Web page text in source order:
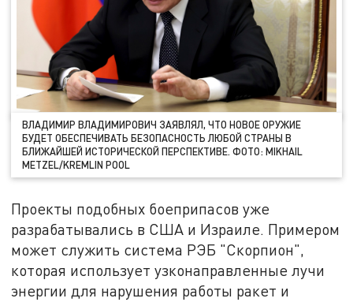
ВЛАДИМИР ВЛАДИМИРОВИЧ ЗАЯВЛЯЛ, ЧТО НОВОЕ ОРУЖИЕ
БУДЕТ ОБЕСПЕЧИВАТЬ БЕЗОПАСНОСТЬ ЛЮБОЙ СТРАНЫ В
БЛИЖАЙШЕЙ ИСТОРИЧЕСКОЙ ПЕРСПЕКТИВЕ. ФОТО: MIKHAIL
METZEL/KREMLIN POOL
Проекты подобных боеприпасов уже
разрабатывались в США и Израиле. Примером
может служить система РЭБ "Скорпион",
которая использует узконаправленные лучи
энергии для нарушения работы ракет и